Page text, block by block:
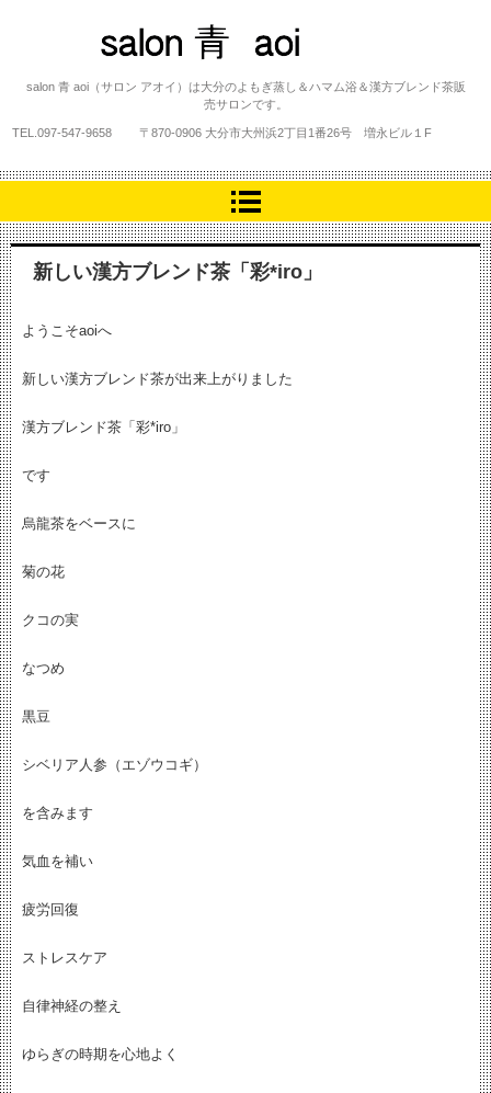
salon 青 aoi
salon 青 aoi（サロン アオイ）は大分のよもぎ蒸し＆ハマム浴＆漢方ブレンド茶販
売サロンです。
TEL. 097-547-9658 〒870-0906 大分市大州浜2丁目1番26号 増永ビル１F
新しい漢方ブレンド茶「彩*iro」
ようこそaoiへ
新しい漢方ブレンド茶が出来上がりました
漢方ブレンド茶「彩*iro」
です
烏龍茶をベースに
菊の花
クコの実
なつめ
黒豆
シベリア人参（エゾウコギ）
を含みます
気血を補い
疲労回復
ストレスケア
自律神経の整え
ゆらぎの時期を心地よく